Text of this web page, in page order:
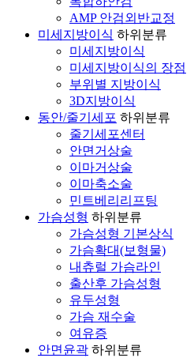
AMP 안검외반교정
미세지방이식 하위분류
미세지방이식
미세지방이식의 장점
부위별 지방이식
3D지방이식
동안/줄기세포 하위분류
줄기세포센터
안면거상술
이마거상술
이마축소술
민트베리리프팅
가슴성형 하위분류
가슴성형 기본상식
가슴확대(보형물)
내츄럴 가슴라인
출산후 가슴성형
유두성형
가슴 재수술
여유증
안면윤곽 하위분류